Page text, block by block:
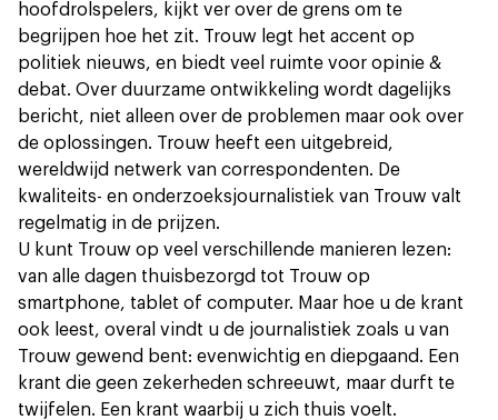
hoofdrolspelers, kijkt ver over de grens om te
begrijpen hoe het zit. Trouw legt het accent op
politiek nieuws, en biedt veel ruimte voor opinie &
debat. Over duurzame ontwikkeling wordt dagelijks
bericht, niet alleen over de problemen maar ook over
de oplossingen. Trouw heeft een uitgebreid,
wereldwijd netwerk van correspondenten. De
kwaliteits- en onderzoeksjournalistiek van Trouw valt
regelmatig in de prijzen.
U kunt Trouw op veel verschillende manieren lezen:
van alle dagen thuisbezorgd tot Trouw op
smartphone, tablet of computer. Maar hoe u de krant
ook leest, overal vindt u de journalistiek zoals u van
Trouw gewend bent: evenwichtig en diepgaand. Een
krant die geen zekerheden schreeuwt, maar durft te
twijfelen. Een krant waarbij u zich thuis voelt.